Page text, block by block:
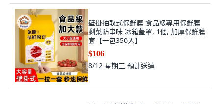
壁掛抽取式保鮮膜 食品級專用保鮮膜
剩菜防串味 冰箱蓋罩, 1個, 加厚保鮮膜
套【一包350入】
$106
8/12 星期三 預計送達